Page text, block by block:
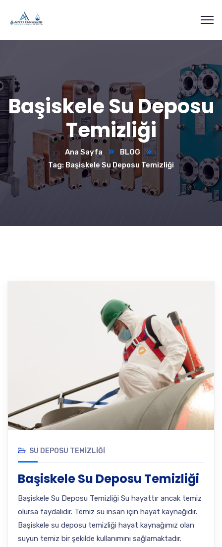
Başiskele Su Deposu
Temizliği
Ana Sayfa
BLOG
Tag: Başiskele Su Deposu Temizliği
SU DEPOSU TEMIZLIĞI
Başiskele Su Deposu Temizliği
Başiskele Su Deposu Temizliği Su hayattır ancak temiz
olursa faydalıdır. Temiz su insan için hayat kaynağıdır.
Başiskele su deposu temizliği hayat kaynağımız olan
suyun temiz bir şekilde kullanımını sağlamaktadır.